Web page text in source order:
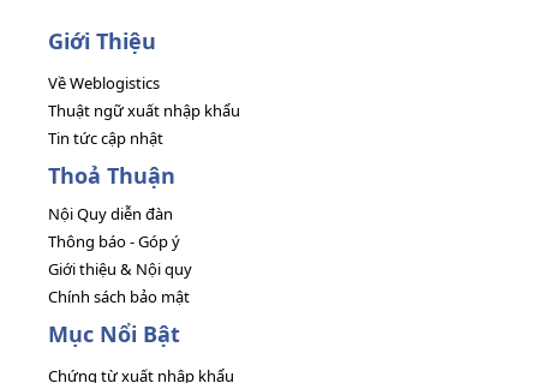
Giới Thiệu
Về Weblogistics
Thuật ngữ xuất nhập khẩu
Tin tức cập nhật
Thoả Thuận
Nội Quy diễn đàn
Thông báo - Góp ý
Giới thiệu & Nội quy
Chính sách bảo mật
Mục Nổi Bật
Chứng từ xuất nhập khẩu